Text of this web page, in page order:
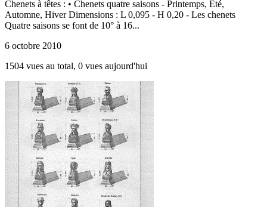
Chenets à têtes : • Chenets quatre saisons - Printemps, Été,
Automne, Hiver Dimensions : L 0,095 - H 0,20 - Les chenets
Quatre saisons se font de 10° à 16...
6 octobre 2010
1504 vues au total, 0 vues aujourd'hui